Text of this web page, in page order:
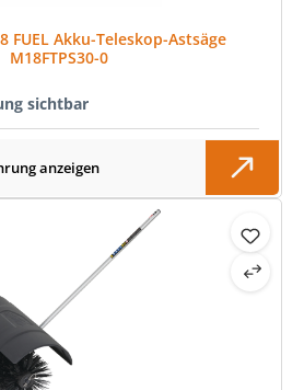
FUEL Akku-Teleskop-Astsäge
M18FTPS30-0
sichtbar
anzeigen